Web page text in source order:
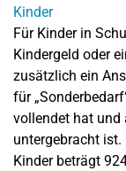
Für Kinder in
Kindergeld oder
zusätzlich ein
für
vollendet hat und
untergebracht
Kinder beträgt